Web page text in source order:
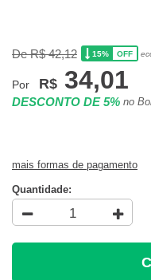
De R$ 42,12 15% OFF
Por R$ 34,01
DESCONTO DE 5% no
mais formas de pagamento
Quantidade: